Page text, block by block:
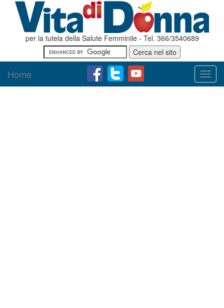
per la tutela della Salute Femminile - Tel. 366/3540689
Home